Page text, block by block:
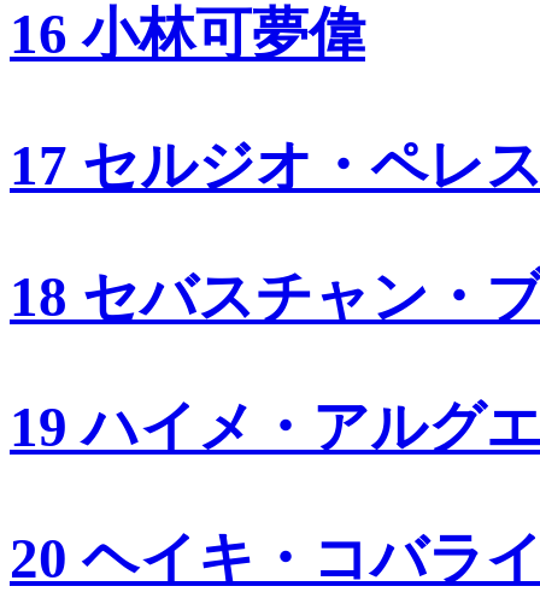
16 小林可夢偉
17 セルジオ・ペレ
18 セバスチャン・
19 ハイメ・アルグ
20 ヘイキ・コバラ